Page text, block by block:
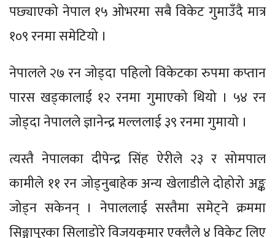
पछ्याएको नेपाल १५ ओभरमा सबै विकेट गुमाउँदै मात्र
१०९ रनमा समेटियो ।
नेपालले २७ रन जोड्दा पहिलो विकेटका रुपमा कप्तान
पारस खड्कालाई १२ रनमा गुमाएको थियो । ५४ रन
जोड्दा नेपालले ज्ञानेन्द्र मल्ललाई ३९ रनमा गुमायो ।
त्यस्तै नेपालका दीपेन्द्र सिंह ऐरीले २३ र सोमपाल
कामीले ११ रन जोड्नुबाहेक अन्य खेलाडीले दोहोरो अङ्क
जोड्न सकेनन् । नेपाललाई सस्तैमा समेट्ने क्रममा
सिङ्गापुरका सिलाडोरे विजयकुमार एक्लैले ४ विकेट लिए